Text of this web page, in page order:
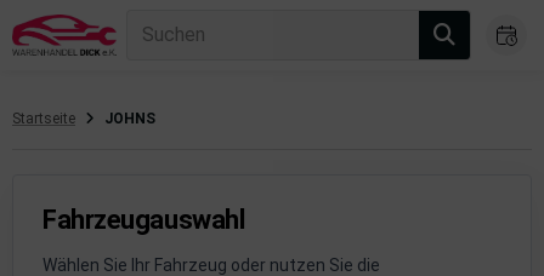
Suchen
Startseite JOHNS
Fahrzeugauswahl
Wählen Sie Ihr Fahrzeug oder nutzen Sie die